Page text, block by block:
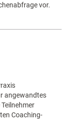
vor.
angewandtes
Coaching-